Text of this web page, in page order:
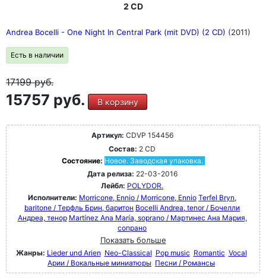
2 CD
Andrea Bocelli - One Night In Central Park (mit DVD) (2 CD) (2011)
Есть в наличии
17199руб.
15757 руб. В корзину
Артикул: CDVP 154456
Состав: 2 CD
Состояние: Новое. Заводская упаковка.
Дата релиза: 22-03-2016
Лейбл: POLYDOR.
Исполнители: Morricone, Ennio / Morricone, Ennio Terfel Bryn,
baritone / Терфль Брин, баритон Bocelli Andrea, tenor / Бочелли
Андреа, тенор Martínez Ana María, soprano / Мартинес Ана Мария,
сопрано
Показать больше
Жанры: Lieder und Arien Neo-Classical Pop music Romantic Vocal
Арии / Вокальные миниатюры Песни / Романсы